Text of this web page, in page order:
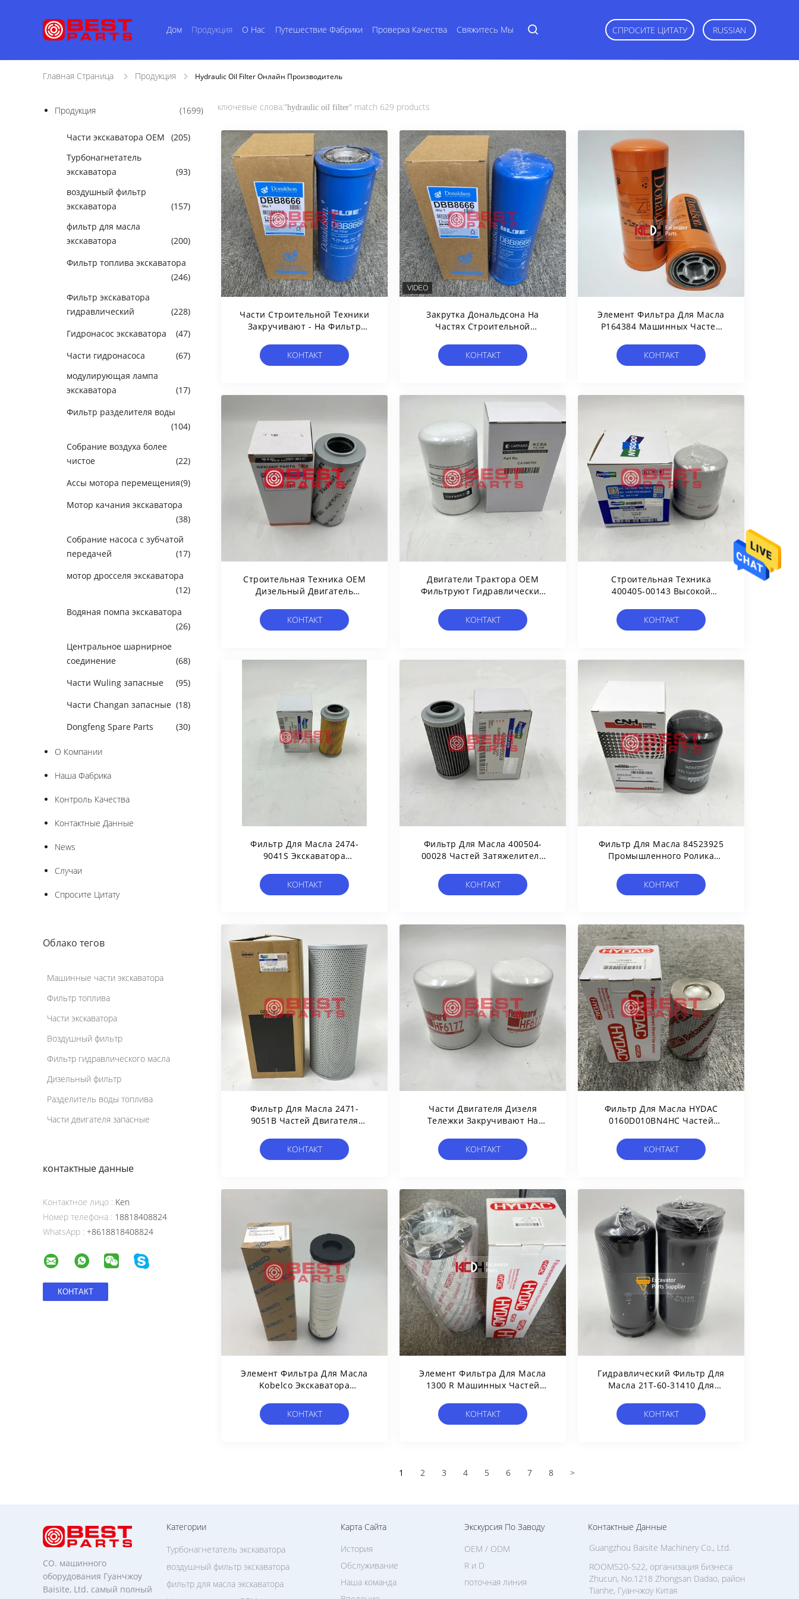
Дом Продукция О Нас Путешествие Фабрики Проверка Качества Свяжитесь Мы СПРОСИТЕ ЦИТАТУ RUSSIAN
Главная Страница Продукция Hydraulic Oil Filter Онлайн Производитель
Продукция (1699)
Части экскаватора OEM
(205)
Турбонагнетатель
экскаватора
(93)
воздушный фильтр
экскаватора
(157)
фильтр для масла
экскаватора
(200)
Фильтр топлива экскаватора
(246)
Фильтр экскаватора
гидравлический
(228)
Гидронасос экскаватора
(47)
Части гидронасоса
(67)
модулирующая лампа
экскаватора
(17)
Фильтр разделителя воды
(104)
Собрание воздуха более
чистое
(22)
Ассы мотора перемещения(9)
Мотор качания экскаватора
(38)
Собрание насоса с зубчатой
передачей
(17)
мотор дросселя экскаватора
(12)
Водяная помпа экскаватора
(26)
Центральное шарнирное
соединение
(68)
Части Wuling запасные
(95)
Части Changan запасные (18)
Dongfeng Spare Parts
(30)
О Компании
Наша Фабрика
Контроль Качества
Контактные Данные
News
Случаи
Спросите Цитату
Облако тегов
Машинные части экскаватора
Фильтр топлива
Части экскаватора
Воздушный фильтр
Фильтр гидравлического масла
Дизельный фильтр
Разделитель воды топлива
Части двигателя запасные
контактные данные
Контактное лицо : Ken
Номер телефона : 18818408824
WhatsApp : +8618818408824
ключевые слова:"hydraulic oil filter" match 629 products
Части Строительной Техники
Закручивают - На Фильтр
Фильтра Гидравлический
КОНТАКТ
Закрутка Дональдсона На
Частях Строительной
Гидравлического Масла
ДББ8666 П568666
КОНТАКТ
Элемент Фильтра Для Масла
P164384 Машинных Частей
Для Строительной Техники
КОНТАКТ
Строительная Техника OEM
Дизельный Двигатель
Масла YA00013068
КОНТАКТ
Двигатели Трактора OEM
Фильтруют Гидравлический
Для CARRARO Fcs854
КОНТАКТ
Строительная Техника
400405-00143 Высокой
Фильтра Для Масла DOOSAN
Гидравлическая
КОНТАКТ
Фильтр Для Масла 2474-
9041S Экскаватора
DX255
КОНТАКТ
Фильтр Для Масла 400504-
00028 Частей Затяжелителя
SD300
КОНТАКТ
Фильтр Для Масла 84523925
Промышленного Ролика
Сельскохозяйственной
Техники Дизельного
КОНТАКТ
Фильтр Для Масла 2471-
9051B Частей Двигателя
Гидравлический Для Doosa
DH300LC-7
КОНТАКТ
Части Двигателя Дизеля
Тележки Закручивают На
Масла 027.0006.0001 HF6177
Для Двигателя FLEETGUARD
КОНТАКТ
Фильтр Для Масла HYDAC
0160D010BN4HC Частей
Тележки Дизельный
Гидравлический
КОНТАКТ
Элемент Фильтра Для Масла
Kobelco Экскаватора
Техники Гидравлический
Yn52v01032r100
КОНТАКТ
Элемент Фильтра Для Масла
1300 R Машинных Частей
Гидравлический 010 ДАЛЬШЕ
КОНТАКТ
Гидравлический Фильтр Для
Масла 21T-60-31410 Для
Затяжелителя KOMATSU
КОНТАКТ
1 2 3 4 5 6 7 8 >
CO. машинного
оборудования Гуанчжоу
Baisite, Ltd. самый полный
Категории
Турбонагнетатель экскаватора
воздушный фильтр экскаватора
фильтр для масла экскаватора
Карта Сайта
История
Обслуживание
Наша команда
Экскурсия По Заводу
поточная линия
OEM / ODM
R и D
Контактные Данные
Guangzhou Baisite Machinery Co., Ltd.
ROOM520-522, организация бизнеса
Zhucun, No.1218 Zhongsan Dadao, район
Tianhe, Гуанчжоу Китая